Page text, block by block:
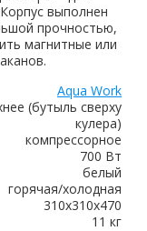
выполнен
прочностью,
магнитные или
Aqua Work
(бутыль сверху
кулера)
компрессорное
700 Вт
белый
горячая/холодная
310х310х470
11 кг